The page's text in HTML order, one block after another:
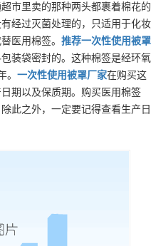
市里卖的那种两头都裹着棉花的
经过灭菌处理的，只适用于化妆
医用棉签。 推荐一次性使用被罩
装袋密封的。这种棉签是经环氧
。 一次性使用被罩厂家在购买这
期以及保质期。购买医用棉签
此之外，一定要记得查看生产日